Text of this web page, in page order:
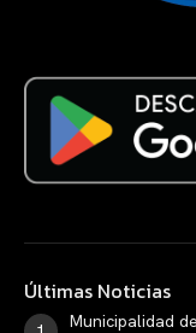
Últimas Noticias
Municipalidad